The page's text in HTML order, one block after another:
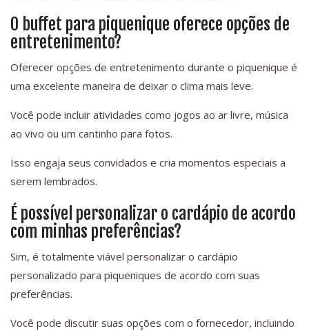
O buffet para piquenique oferece opções de
entretenimento?
Oferecer opções de entretenimento durante o piquenique é
uma excelente maneira de deixar o clima mais leve.
Você pode incluir atividades como jogos ao ar livre, música
ao vivo ou um cantinho para fotos.
Isso engaja seus convidados e cria momentos especiais a
serem lembrados.
É possível personalizar o cardápio de acordo
com minhas preferências?
Sim, é totalmente viável personalizar o cardápio
personalizado para piqueniques de acordo com suas
preferências.
Você pode discutir suas opções com o fornecedor, incluindo